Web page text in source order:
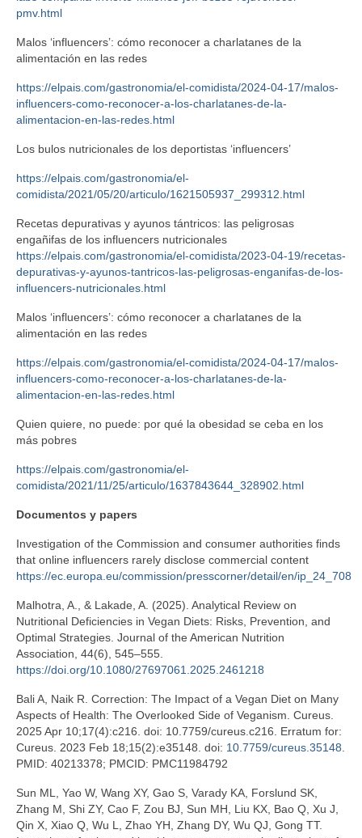
pmv.html
Malos ‘influencers’: cómo reconocer a charlatanes de la
alimentación en las redes
https://elpais.com/gastronomia/el-comidista/2024-04-17/malos-
influencers-como-reconocer-a-los-charlatanes-de-la-
alimentacion-en-las-redes.html
Los bulos nutricionales de los deportistas ‘influencers’
https://elpais.com/gastronomia/el-
comidista/2021/05/20/articulo/1621505937_299312.html
Recetas depurativas y ayunos tántricos: las peligrosas
engañifas de los influencers nutricionales
https://elpais.com/gastronomia/el-comidista/2023-04-19/recetas-
depurativas-y-ayunos-tantricos-las-peligrosas-enganifas-de-los-
influencers-nutricionales.html
Malos ‘influencers’: cómo reconocer a charlatanes de la
alimentación en las redes
https://elpais.com/gastronomia/el-comidista/2024-04-17/malos-
influencers-como-reconocer-a-los-charlatanes-de-la-
alimentacion-en-las-redes.html
Quien quiere, no puede: por qué la obesidad se ceba en los
más pobres
https://elpais.com/gastronomia/el-
comidista/2021/11/25/articulo/1637843644_328902.html
Documentos y papers
Investigation of the Commission and consumer authorities finds
that online influencers rarely disclose commercial content
https://ec.europa.eu/commission/presscorner/detail/en/ip_24_708
Malhotra, A., & Lakade, A. (2025). Analytical Review on
Nutritional Deficiencies in Vegan Diets: Risks, Prevention, and
Optimal Strategies. Journal of the American Nutrition
Association, 44(6), 545–555.
https://doi.org/10.1080/27697061.2025.2461218
Bali A, Naik R. Correction: The Impact of a Vegan Diet on Many
Aspects of Health: The Overlooked Side of Veganism. Cureus.
2025 Apr 10;17(4):c216. doi: 10.7759/cureus.c216. Erratum for:
Cureus. 2023 Feb 18;15(2):e35148. doi: 10.7759/cureus.35148
PMID: 40213378; PMCID: PMC11984792
Sun ML, Yao W, Wang XY, Gao S, Varady KA, Forslund SK,
Zhang M, Shi ZY, Cao F, Zou BJ, Sun MH, Liu KX, Bao Q, Xu J,
Qin X, Xiao Q, Wu L, Zhao YH, Zhang DY, Wu QJ, Gong TT.